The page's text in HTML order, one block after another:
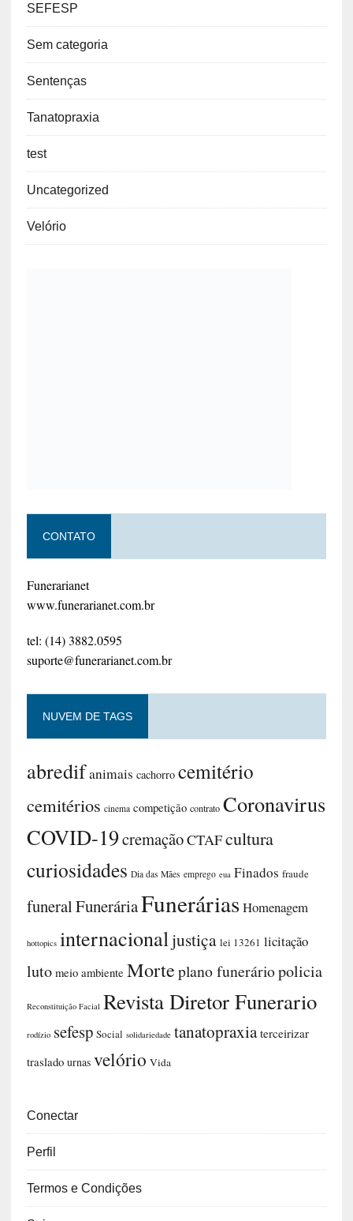
SEFESP
Sem categoria
Sentenças
Tanatopraxia
test
Uncategorized
Velório
CONTATO
Funerarianet
www.funerarianet.com.br
tel: (14) 3882.0595
suporte@funerarianet.com.br
NUVEM DE TAGS
abredifanimais cachorro cemitério
cemitérios cinema competição contrato Coronavirus
COVID-19cremaçãoCTAFcultura
curiosidades Dia das Mães emprego eua Finados fraude
funeralFuneráriaFuneráriasHomenagem
hottopics internacionaljustiça lei 13261 licitação
luto meio ambiente Morteplano funeráriopolicia
Reconstituição Facial Revista Diretor Funerario
rodízio sefesp Social solidariedade tanatopraxia terceirizar
traslado urnas velório Vida
Conectar
Perfil
Termos e Condições